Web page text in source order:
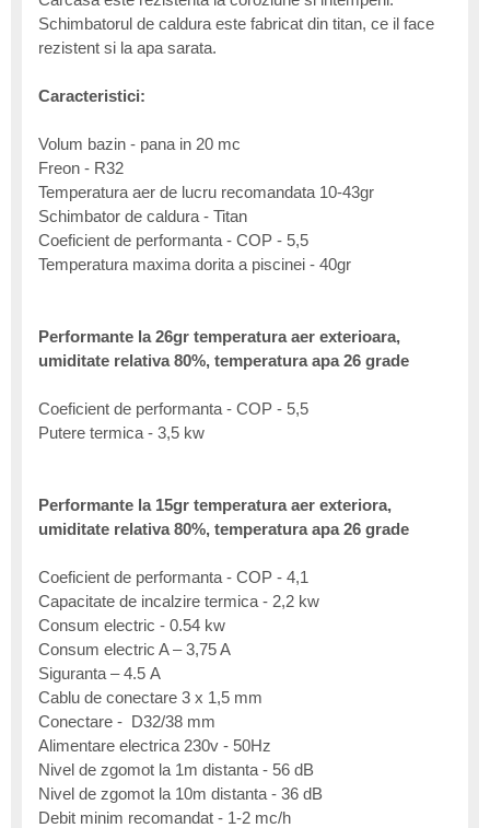
Schimbatorul de caldura este fabricat din titan, ce il face
rezistent si la apa sarata.
Caracteristici:
Volum bazin - pana in 20 mc
Freon - R32
Temperatura aer de lucru recomandata 10-43gr
Schimbator de caldura - Titan
Coeficient de performanta - COP - 5,5
Temperatura maxima dorita a piscinei - 40gr
Performante la 26gr temperatura aer exterioara,
umiditate relativa 80%, temperatura apa 26 grade
Coeficient de performanta - COP - 5,5
Putere termica - 3,5 kw
Performante la 15gr temperatura aer exteriora,
umiditate relativa 80%, temperatura apa 26 grade
Coeficient de performanta - COP - 4,1
Capacitate de incalzire termica - 2,2 kw
Consum electric - 0.54 kw
Consum electric A – 3,75 A
Siguranta – 4.5 A
Cablu de conectare 3 x 1,5 mm
Conectare - D32/38 mm
Alimentare electrica 230v - 50Hz
Nivel de zgomot la 1m distanta - 56 dB
Nivel de zgomot la 10m distanta - 36 dB
Debit minim recomandat - 1-2 mc/h